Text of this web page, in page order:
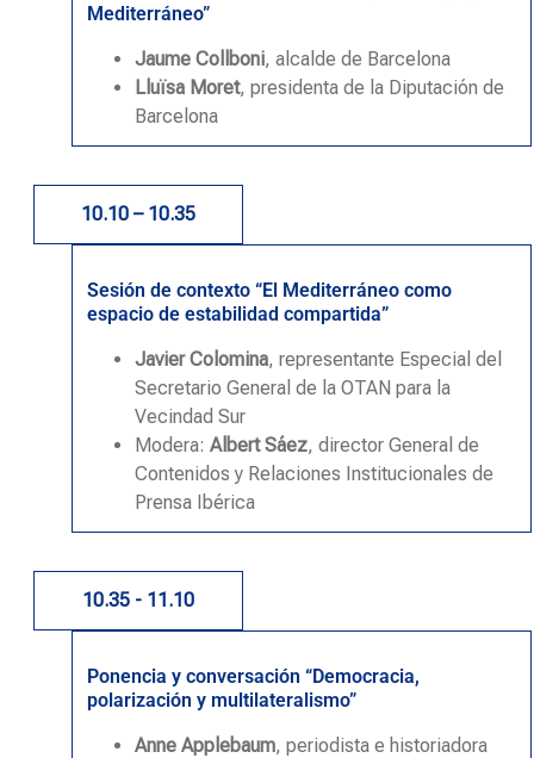
Mediterráneo”
Jaume Collboni, alcalde de Barcelona
Lluïsa Moret, presidenta de la Diputación de
Barcelona
10.10 – 10.35
Sesión de contexto “El Mediterráneo como
espacio de estabilidad compartida”
Javier Colomina, representante Especial del
Secretario General de la OTAN para la
Vecindad Sur
Modera: Albert Sáez, director General de
Contenidos y Relaciones Institucionales de
Prensa Ibérica
10.35 - 11.10
Ponencia y conversación “Democracia,
polarización y multilateralismo”
Anne Applebaum, periodista e historiadora